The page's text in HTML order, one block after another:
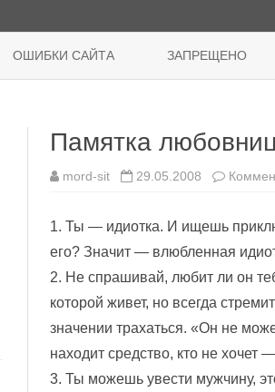
ОШИБКИ САЙТА ЗАПРЕЩЕНО
Памятка
mord-sit 29.05.2008
1. Ты — идиотка. И ищешь
его? Значит — влюбленная
2. Не спрашивай, любит ли он
которой живет, но всегда
значении трахаться. «Он не
находит средство, кто не хочет
3. Ты можешь увести мужчину,